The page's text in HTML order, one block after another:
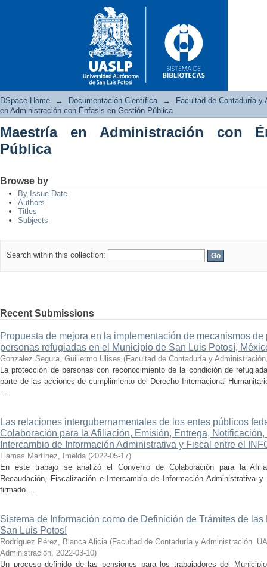
Maestría en Administración
DSpace Home → Documentación Científica →
Facultad de Contaduría y
en Administración con Énfasis en Gestión Pública
Maestría en Administración con
Pública
Browse by
By Issue Date
Authors
Titles
Subjects
Search within this collection:
Recent Submissions
Propuesta de mejora en la implementación de mecanismos
personas refugiadas en el Municipio de San Luis Potosí,
Gonzalez Segura, Guillermo Ulises (Facultad de Contaduría y Administración
La protección de personas con reconocimiento de la condición de
parte de las acciones de cumplimiento del Derecho Internacional
...
Las relaciones intergubernamentales de los entes públicos
Colaboración para la Afiliación, Emisión, Entrega,
Intercambio de Información Administrativa y Fiscal entre el
Llamas Martínez, Imelda (2022-05-17)
En este trabajo se analizó el Convenio de Colaboración para la
Recaudación, Fiscalización e Intercambio de Información Administrativa
firmado ...
Sistema de Información como de Definición de Trámites de
San Luis Potosí
Rodríguez Pérez, Blanca Alicia (Facultad de Contaduría y Administración.
Administración, 2022-03-10)
Un proceso definido de las pensiones para los trabajadores del